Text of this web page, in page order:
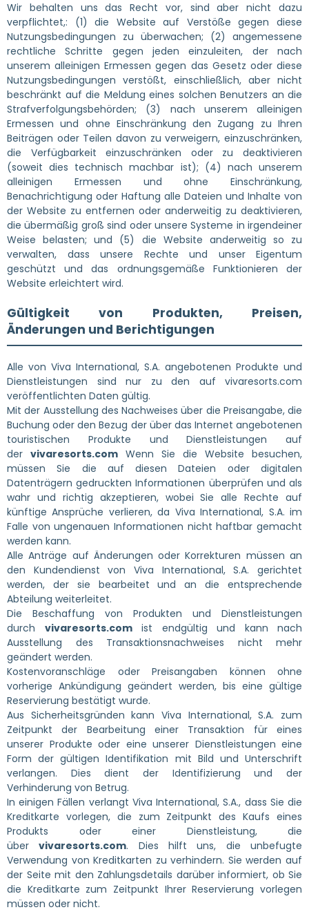
Wir behalten uns das Recht vor, sind aber nicht dazu
verpflichtet,: (1) die Website auf Verstöße gegen diese
Nutzungsbedingungen zu überwachen; (2) angemessene
rechtliche Schritte gegen jeden einzuleiten, der nach
unserem alleinigen Ermessen gegen das Gesetz oder diese
Nutzungsbedingungen verstößt, einschließlich, aber nicht
beschränkt auf die Meldung eines solchen Benutzers an die
Strafverfolgungsbehörden; (3) nach unserem alleinigen
Ermessen und ohne Einschränkung den Zugang zu Ihren
Beiträgen oder Teilen davon zu verweigern, einzuschränken,
die Verfügbarkeit einzuschränken oder zu deaktivieren
(soweit dies technisch machbar ist); (4) nach unserem
alleinigen Ermessen und ohne Einschränkung,
Benachrichtigung oder Haftung alle Dateien und Inhalte von
der Website zu entfernen oder anderweitig zu deaktivieren,
die übermäßig groß sind oder unsere Systeme in irgendeiner
Weise belasten; und (5) die Website anderweitig so zu
verwalten, dass unsere Rechte und unser Eigentum
geschützt und das ordnungsgemäße Funktionieren der
Website erleichtert wird.
Gültigkeit von Produkten, Preisen,
Änderungen und Berichtigungen
Alle von Viva International, S.A. angebotenen Produkte und
Dienstleistungen sind nur zu den auf vivaresorts.com
veröffentlichten Daten gültig.
Mit der Ausstellung des Nachweises über die Preisangabe, die
Buchung oder den Bezug der über das Internet angebotenen
touristischen Produkte und Dienstleistungen auf
der vivaresorts.com Wenn Sie die Website besuchen,
müssen Sie die auf diesen Dateien oder digitalen
Datenträgern gedruckten Informationen überprüfen und als
wahr und richtig akzeptieren, wobei Sie alle Rechte auf
künftige Ansprüche verlieren, da Viva International, S.A. im
Falle von ungenauen Informationen nicht haftbar gemacht
werden kann.
Alle Anträge auf Änderungen oder Korrekturen müssen an
den Kundendienst von Viva International, S.A. gerichtet
werden, der sie bearbeitet und an die entsprechende
Abteilung weiterleitet.
Die Beschaffung von Produkten und Dienstleistungen
durch vivaresorts.comist endgültig und kann nach
Ausstellung des Transaktionsnachweises nicht mehr
geändert werden.
Kostenvoranschläge oder Preisangaben können ohne
vorherige Ankündigung geändert werden, bis eine gültige
Reservierung bestätigt wurde.
Aus Sicherheitsgründen kann Viva International, S.A. zum
Zeitpunkt der Bearbeitung einer Transaktion für eines
unserer Produkte oder eine unserer Dienstleistungen eine
Form der gültigen Identifikation mit Bild und Unterschrift
verlangen. Dies dient der Identifizierung und der
Verhinderung von Betrug.
In einigen Fällen verlangt Viva International, S.A., dass Sie die
Kreditkarte vorlegen, die zum Zeitpunkt des Kaufs eines
Produkts oder einer Dienstleistung, die
übervivaresorts.com. Dies hilft uns, die unbefugte
Verwendung von Kreditkarten zu verhindern. Sie werden auf
der Seite mit den Zahlungsdetails darüber informiert, ob Sie
die Kreditkarte zum Zeitpunkt Ihrer Reservierung vorlegen
müssen oder nicht.